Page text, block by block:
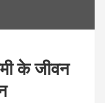
के जीवन